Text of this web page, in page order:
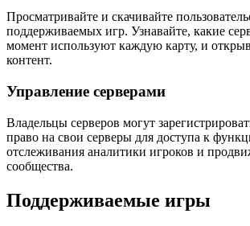
Просматривайте и скачивайте
поддерживаемых игр. Узнавайте, какие
момент используют каждую карту, и
контент.
Управление серверами
Владельцы серверов могут
право на свои серверы для доступа к
отслеживания аналитики игроков и
сообщества.
Поддерживаемые игры